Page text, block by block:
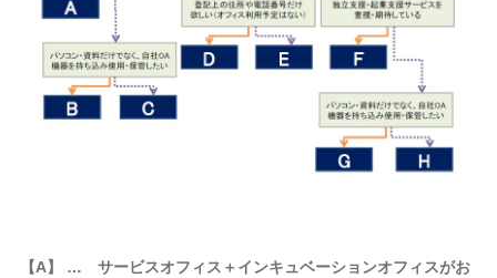
【A】 … サービスオフィス＋インキュベーションオフィスがお